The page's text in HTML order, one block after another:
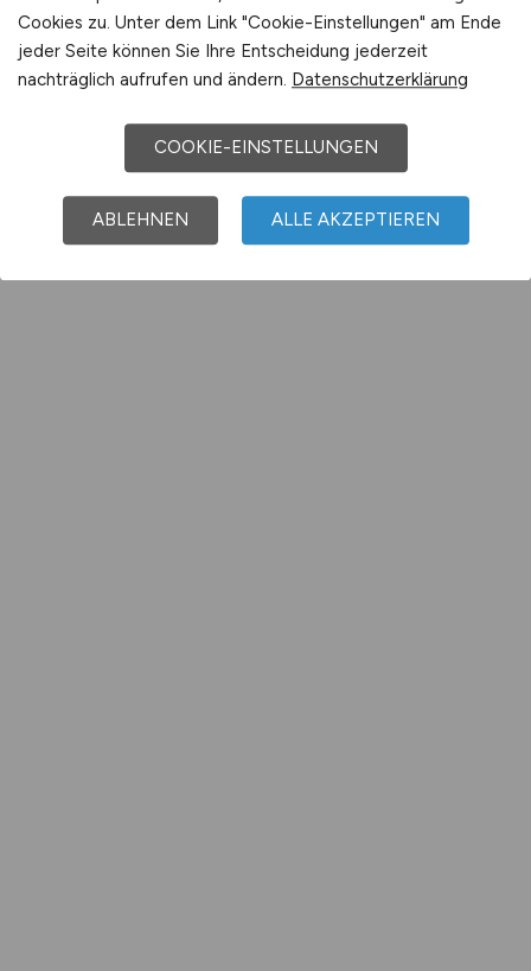
Cookies zu. Unter dem Link "Cookie-Einstellungen" am Ende
jeder Seite können Sie Ihre Entscheidung jederzeit
nachträglich aufrufen und ändern. Datenschutzerklärung
COOKIE-EINSTELLUNGEN
ABLEHNEN ALLE AKZEPTIEREN